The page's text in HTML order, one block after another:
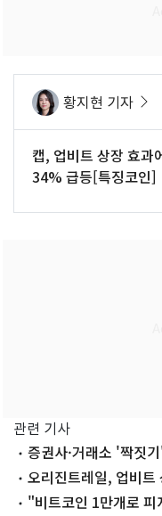
황지현 기자
캡, 업비트 상장 효
34% 급등[특징코인]
관련 기사
증권사·거래소 '짝짓
콜 오리진트레일, 업비
[특징코인]
"비트코인 1만개로